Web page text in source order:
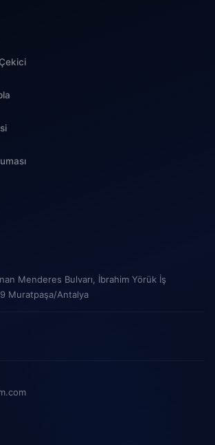
Menderes Bulvarı, İbrahim Yörük İş
Muratpaşa/Antalya